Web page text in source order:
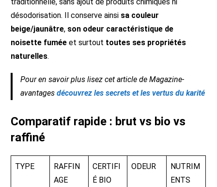
désodorisation. Il conserve ainsi sa couleur
beige/jaunâtre, son odeur caractéristique de
noisette fumée et surtout toutes ses propriétés
naturelles.
Pour en savoir plus lisez cet article de Magazine-
avantagesdécouvrez les secrets et les vertus du karité
Comparatif rapide : brut vs bio vs
raffiné
TYPE
RAFFIN
AGE
CERTIFI
É BIO
ODEUR
NUTRIM
ENTS